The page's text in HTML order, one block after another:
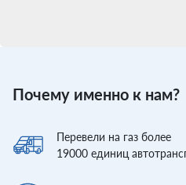
Почему именно к нам?
Перевели на газ более
19000 единиц